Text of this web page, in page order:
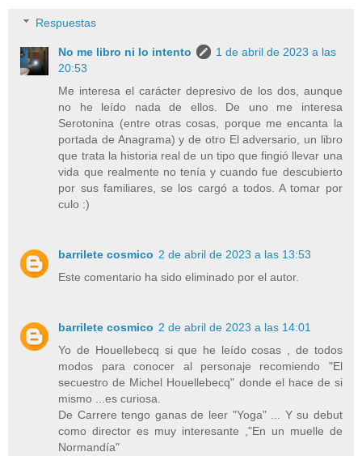
Respuestas
No me libro ni lo intento
1 de abril de 2023 a las
20:53
Me interesa el carácter depresivo de los dos, aunque
no he leído nada de ellos. De uno me interesa
Serotonina (entre otras cosas, porque me encanta la
portada de Anagrama) y de otro El adversario, un libro
que trata la historia real de un tipo que fingió llevar una
vida que realmente no tenía y cuando fue descubierto
por sus familiares, se los cargó a todos. A tomar por
culo :)
barrilete cosmico 2 de abril de 2023 a las 13:53
Este comentario ha sido eliminado por el autor.
barrilete cosmico 2 de abril de 2023 a las 14:01
Yo de Houellebecq si que he leído cosas , de todos
modos para conocer al personaje recomiendo "El
secuestro de Michel Houellebecq" donde el hace de si
mismo ...es curiosa.
De Carrere tengo ganas de leer "Yoga" ... Y su debut
como director es muy interesante ,"En un muelle de
Normandía"